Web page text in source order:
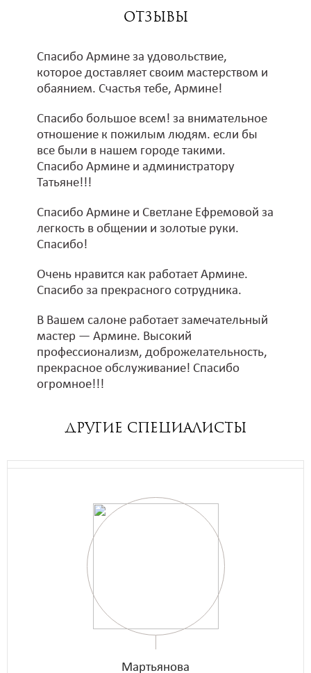
Отзывы
Спасибо Армине за удовольствие,
которое доставляет своим мастерством и
обаянием. Счастья тебе, Армине!
Спасибо большое всем! за внимательное
отношение к пожилым людям. если бы
все были в нашем городе такими.
Спасибо Армине и администратору
Татьяне!!!
Спасибо Армине и Светлане Ефремовой за
легкость в общении и золотые руки.
Спасибо!
Очень нравится как работает Армине.
Спасибо за прекрасного сотрудника.
В Вашем салоне работает замечательный
мастер — Армине. Высокий
профессионализм, доброжелательность,
прекрасное обслуживание! Спасибо
огромное!!!
ДРУГИЕ специалисты
Мартьянова